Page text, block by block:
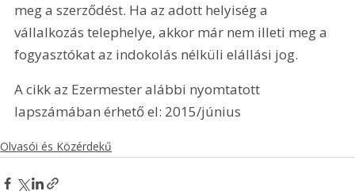
meg a szerződést. Ha az adott helyiség a
vállalkozás telephelye, akkor már nem illeti meg a
fogyasztókat az indokolás nélküli elállási jog.
A cikk az Ezermester alábbi nyomtatott
lapszámában érhető el: 2015/június
Olvasói és Közérdekű